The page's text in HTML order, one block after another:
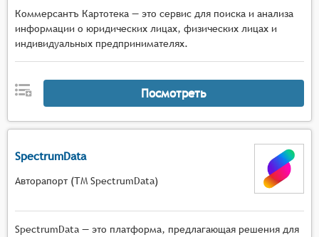
Коммерсантъ Картотека — это сервис для поиска и анализа
информации о юридических лицах, физических лицах и
индивидуальных предпринимателях.
Посмотреть
SpectrumData
Авторапорт (ТМ SpectrumData)
SpectrumData — это платформа, предлагающая решения для